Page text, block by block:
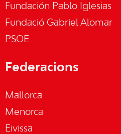
Fundación Pablo Iglesias
Fundació Gabriel Alomar
PSOE
Federacions
Mallorca
Menorca
Eivissa